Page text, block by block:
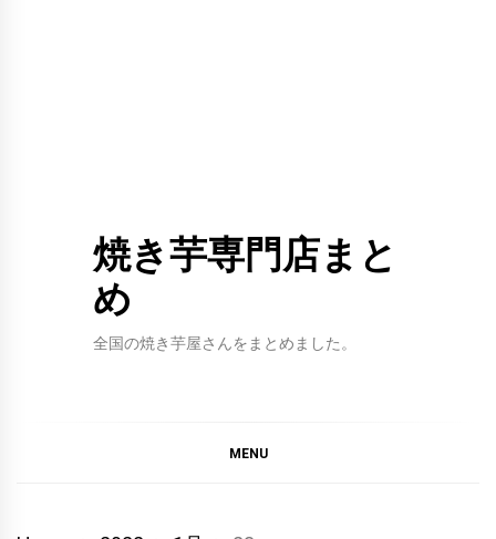
焼き芋専門店まと
め
全国の焼き芋屋さんをまとめました。
MENU